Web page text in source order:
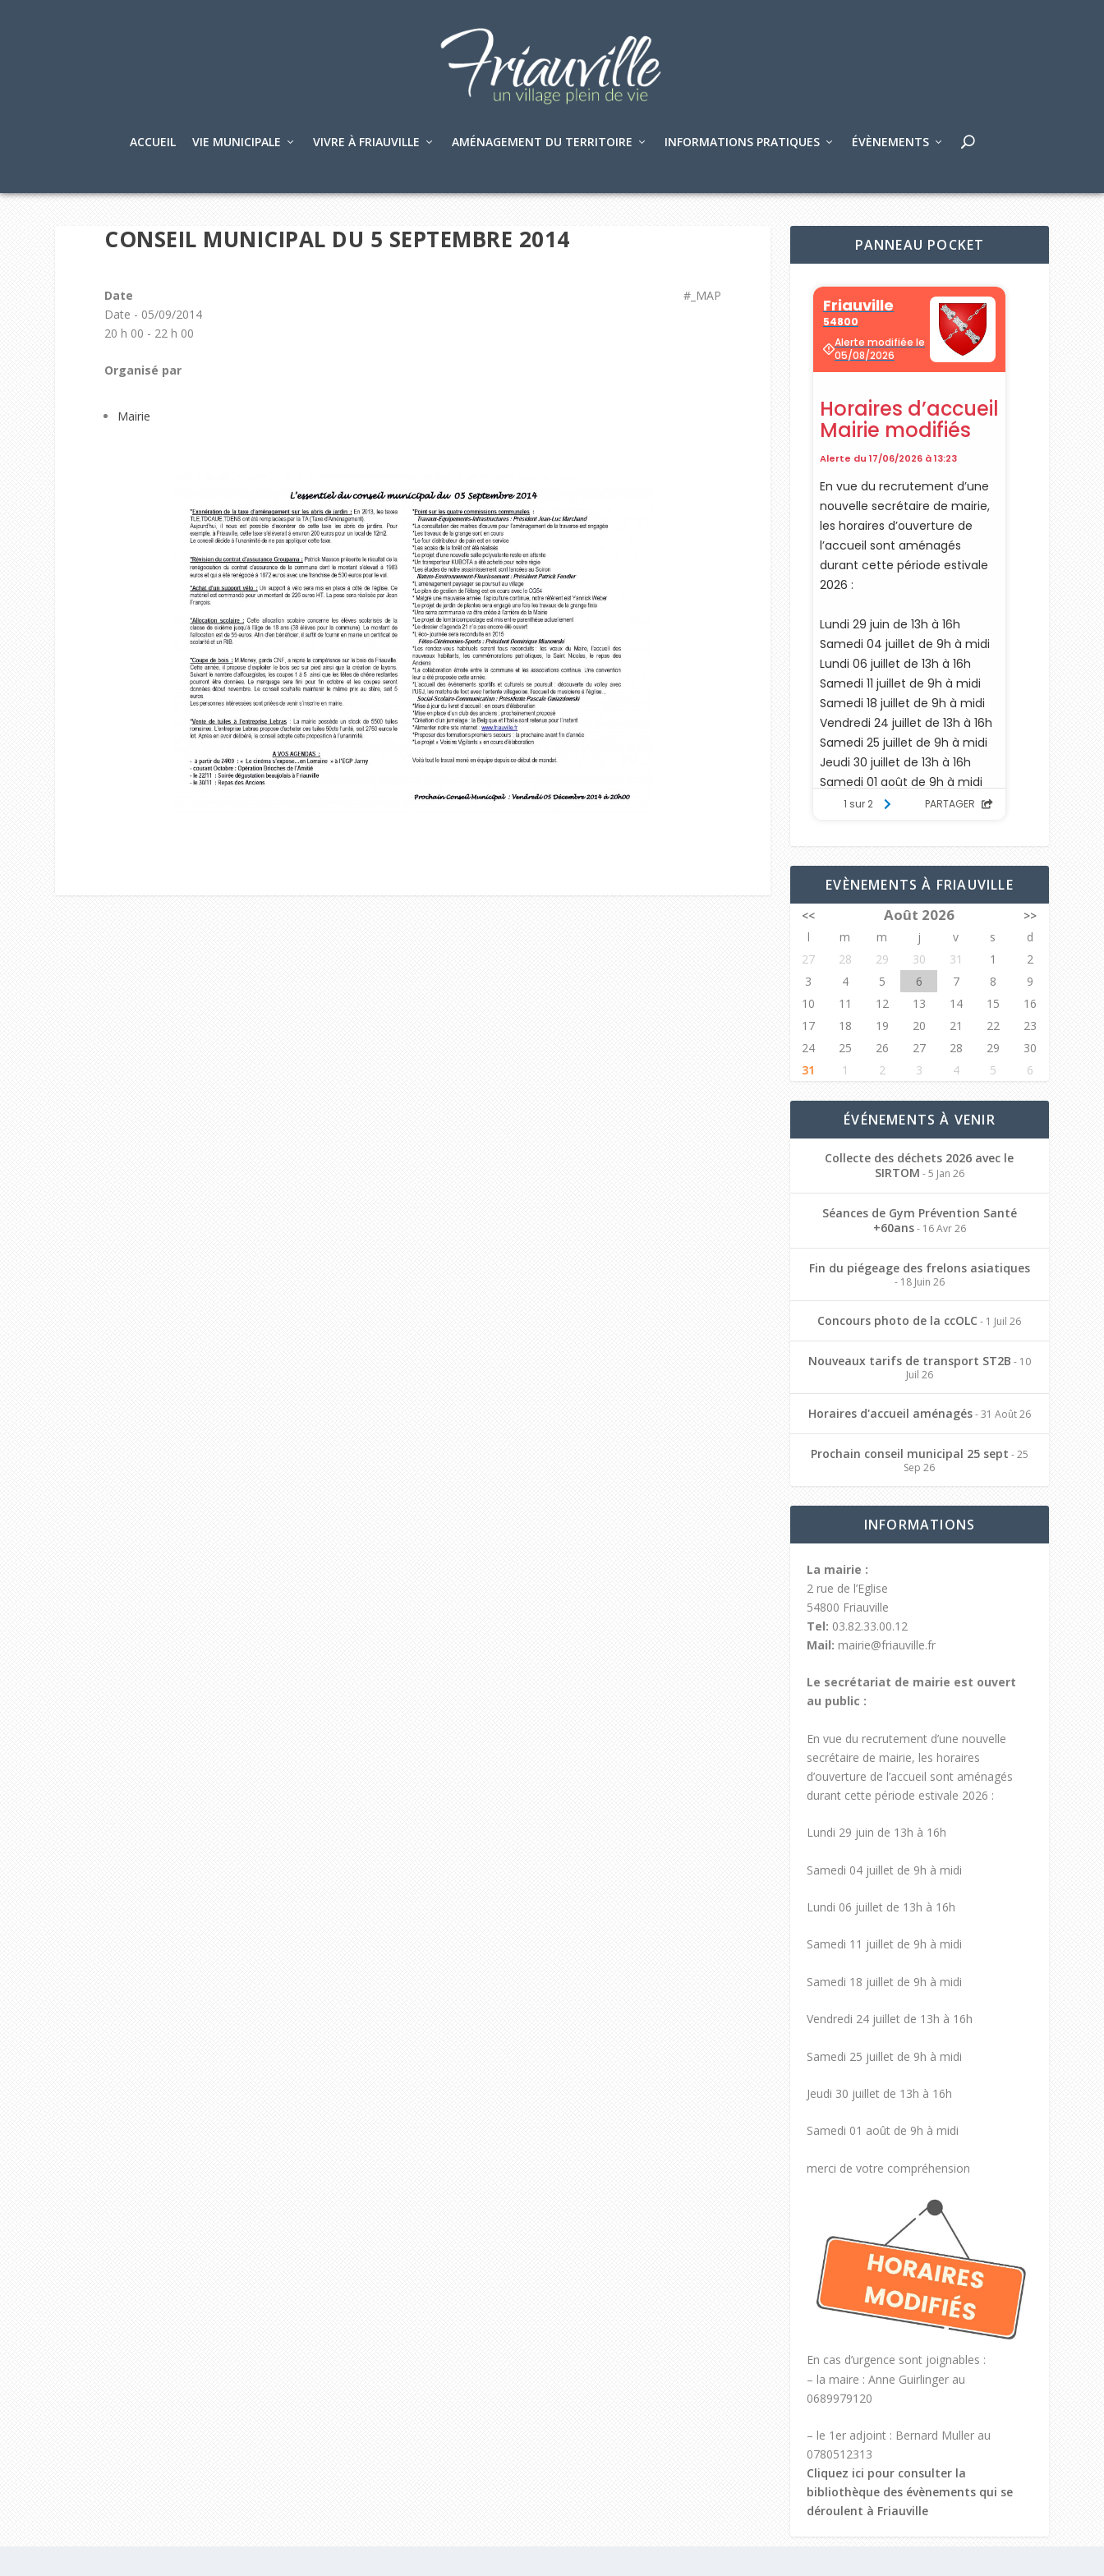
ACCUEIL VIE MUNICIPALE VIVRE À FRIAUVILLE AMÉNAGEMENT DU TERRITOIRE INFORMATIONS PRATIQUES ÉVÈNEMENTS
CONSEIL MUNICIPAL DU 5 SEPTEMBRE 2014
#_MAP
Date
Date - 05/09/2014
20 h 00 - 22 h 00
Organisé par
Mairie
PANNEAU POCKET
EVÈNEMENTS À FRIAUVILLE
<< Août 2026
>>
l
m m j v s
d
27
28 29 30 31 1
2
3
4 5 6 7 8
9
10
11 12 13 14 15
16
17
18 19 20 21 22
23
24
25 26 27 28 29
30
31
1 2 3 4 5 6
ÉVÉNEMENTS À VENIR
Collecte des déchets 2026 avec le
SIRTOM - 5 Jan 26
Séances de Gym Prévention Santé
+60ans- 16 Avr 26
Fin du piégeage des frelons asiatiques
- 18 Juin 26
Concours photo de la ccOLC - 1 Juil 26
Nouveaux tarifs de transport ST2B - 10
Juil 26
Horaires d'accueil aménagés- 31 Août 26
Prochain conseil municipal 25 sept - 25
Sep 26
INFORMATIONS
La mairie :
2 rue de l’Eglise
54800 Friauville
Tel: 03.82.33.00.12
Mail: mairie@friauville.fr
Le secrétariat de mairie est ouvert
au public :
En vue du recrutement d’une nouvelle
secrétaire de mairie, les horaires
d’ouverture de l’accueil sont aménagés
durant cette période estivale 2026 :
Lundi 29 juin de 13h à 16h
Samedi 04 juillet de 9h à midi
Lundi 06 juillet de 13h à 16h
Samedi 11 juillet de 9h à midi
Samedi 18 juillet de 9h à midi
Vendredi 24 juillet de 13h à 16h
Samedi 25 juillet de 9h à midi
Jeudi 30 juillet de 13h à 16h
Samedi 01 août de 9h à midi
merci de votre compréhension
En cas d’urgence sont joignables :
– la maire : Anne Guirlinger au
0689979120
– le 1er adjoint : Bernard Muller au
0780512313
Cliquez ici pour consulter la
bibliothèque des évènements qui se
déroulent à Friauville